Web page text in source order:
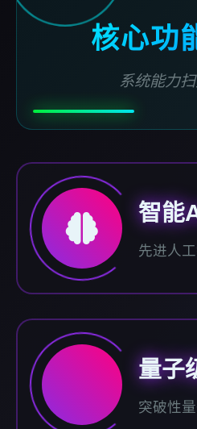
核心功
系统能力
智能
先进人
量子
突破性